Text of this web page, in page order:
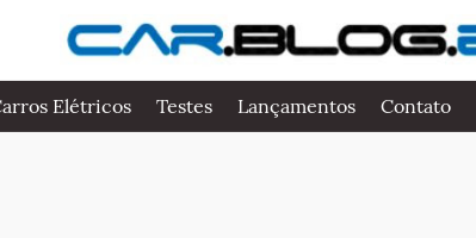
Elétricos Testes Lançamentos Contato